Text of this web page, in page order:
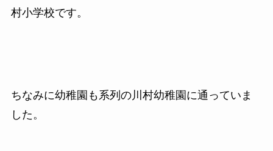
村小学校です。
ちなみに幼稚園も系列の川村幼稚園に通っていま
した。